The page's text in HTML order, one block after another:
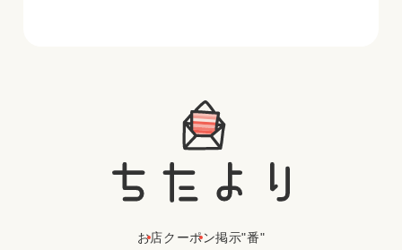
お店クーポン掲示"番"